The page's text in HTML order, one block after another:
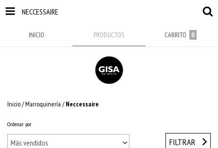
NECCESSAIRE
INICIO PRODUCTOS CARRITO 0
Inicio/Marroquinería / Neccessaire
Ordenar por
FILTRAR